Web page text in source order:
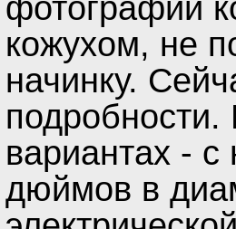
фотографии
кожухом, не
начинку.
вариантах - с
дюймов в